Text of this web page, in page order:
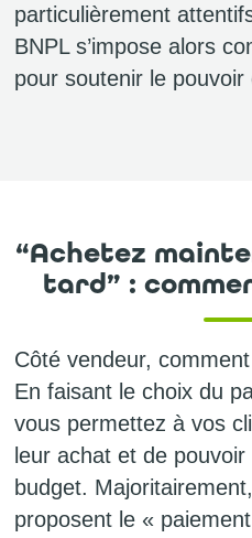
particulièrement
BNPL s’impose alors
pour soutenir le pouvoir
“Achetez
tard” :
Côté vendeur,
En faisant le choix du
vous permettez à vos
leur achat et de
budget.
proposent le «